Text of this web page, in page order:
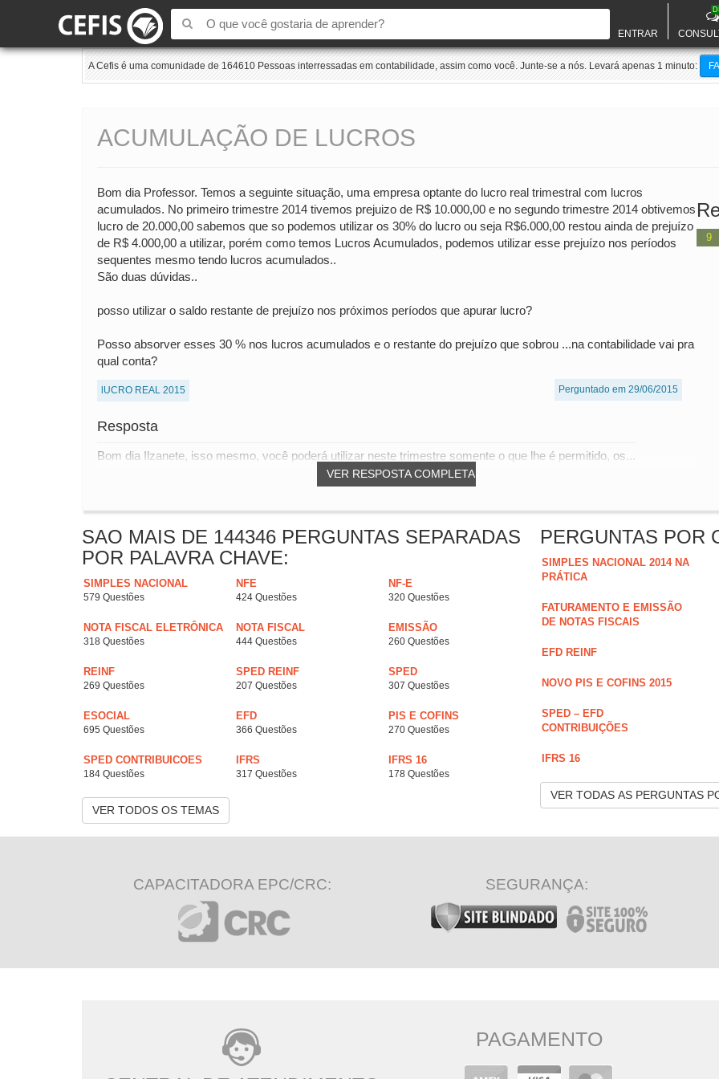
ENTRAR
A Cefis é uma comunidade de 164610 Pessoas interressadas em contabilidade, assim como você. Junte-se a nós. Levará apenas 1 minuto:
ACUMULAÇÃO DE LUCROS
Bom dia Professor. Temos a seguinte situação, uma empresa optante do lucro real trimestral com lucros
acumulados. No primeiro trimestre 2014 tivemos prejuizo de R$ 10.000,00 e no segundo trimestre 2014 obtivemos
lucro de 20.000,00 sabemos que so podemos utilizar os 30% do lucro ou seja R$6.000,00 restou ainda de prejuízo
de R$ 4.000,00 a utilizar, porém como temos Lucros Acumulados, podemos utilizar esse prejuízo nos períodos
sequentes mesmo tendo lucros acumulados..
São duas dúvidas..
posso utilizar o saldo restante de prejuízo nos próximos períodos que apurar lucro?
Posso absorver esses 30 % nos lucros acumulados e o restante do prejuízo que sobrou ...na contabilidade vai pra
qual conta?
lUCRO REAL 2015 Perguntado em 29/06/2015
Resposta
VER RESPOSTA COMPLETA
Bom dia Ilzanete, isso mesmo, você poderá utilizar neste trimestre somente o que lhe é permitido, os...
9
SAO MAIS DE 144346 PERGUNTAS SEPARADAS
POR PALAVRA CHAVE:
SIMPLES NACIONAL
579 Questões
NFE
424 Questões
NF-E
320 Questões
NOTA FISCAL ELETRÔNICA
318 Questões
NOTA FISCAL
444 Questões
EMISSÃO
260 Questões
REINF
269 Questões
SPED REINF
207 Questões
SPED
307 Questões
ESOCIAL
695 Questões
EFD
366 Questões
PIS E COFINS
270 Questões
SPED CONTRIBUICOES
184 Questões
IFRS
317 Questões
IFRS 16
178 Questões
VER TODOS OS TEMAS
PERGUNTAS POR
SIMPLES NACIONAL 2014 NA
PRÁTICA
FATURAMENTO E EMISSÃO
DE NOTAS FISCAIS
EFD REINF
NOVO PIS E COFINS 2015
SPED – EFD
CONTRIBUIÇÕES
IFRS 16
VER TODAS AS PERGUNTAS
CAPACITADORA EPC/CRC: SEGURANÇA:
PAGAMENTO